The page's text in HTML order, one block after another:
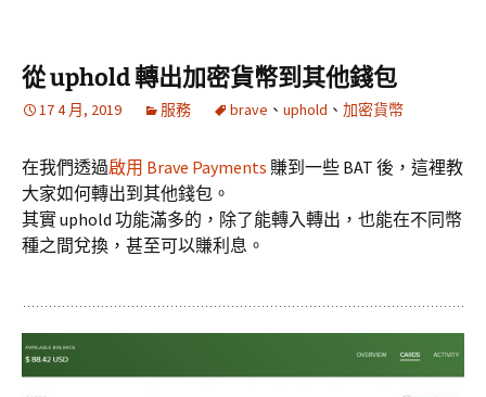
從 uphold 轉出加密貨幣到其他錢包
17 4 月, 2019 服務 brave 、 uphold 、 加密貨幣
在我們透過啟用 Brave Payments 賺到一些 BAT 後，這裡教
大家如何轉出到其他錢包。
其實 uphold 功能滿多的，除了能轉入轉出，也能在不同幣
種之間兌換，甚至可以賺利息。